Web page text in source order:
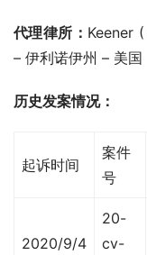
代理律所： Keener
– 伊利诺伊州 – 美国
历史发案情况：
起诉时间
案件
号
2020/9/4
20-
cv-